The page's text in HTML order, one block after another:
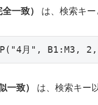
一致） は、検索キ
月", B1:M3, 2,
一致） は、検索キー